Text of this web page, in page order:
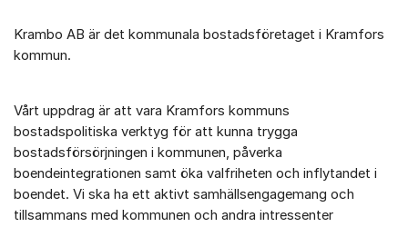
Krambo AB är det kommunala bostadsföretaget i Kramfors
kommun.
Vårt uppdrag är att vara Kramfors kommuns
bostadspolitiska verktyg för att kunna trygga
bostadsförsörjningen i kommunen, påverka
boendeintegrationen samt öka valfriheten och inflytandet i
boendet. Vi ska ha ett aktivt samhällsengagemang och
tillsammans med kommunen och andra intressenter